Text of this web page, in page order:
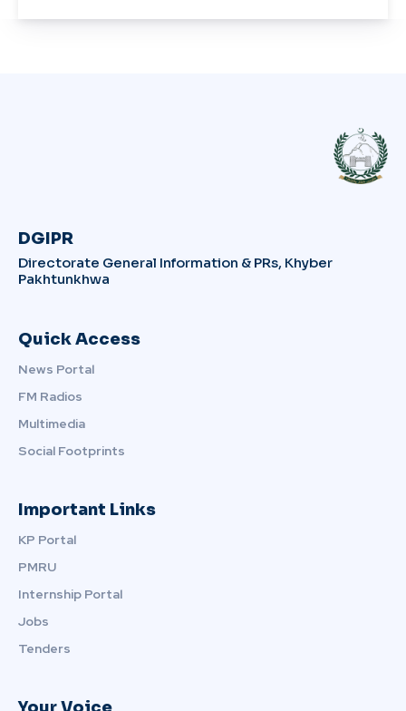
DGIPR
Directorate General Information & PRs, Khyber
Pakhtunkhwa
Quick Access
News Portal
FM Radios
Multimedia
Social Footprints
Important Links
KP Portal
PMRU
Internship Portal
Jobs
Tenders